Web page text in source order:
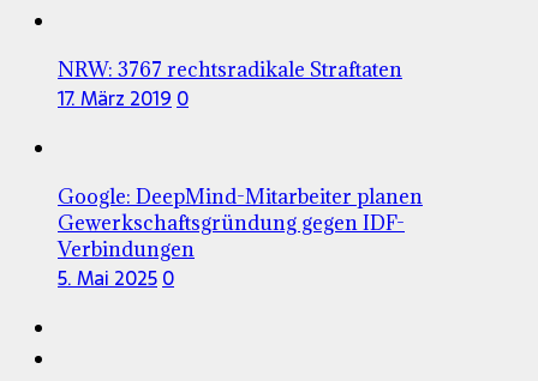
NRW: 3767 rechtsradikale Straftaten
17. März 2019 0
Google: DeepMind-Mitarbeiter planen
Gewerkschaftsgründung gegen IDF-
Verbindungen
5. Mai 20250